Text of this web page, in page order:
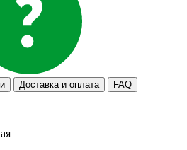
Доставка и оплата FAQ